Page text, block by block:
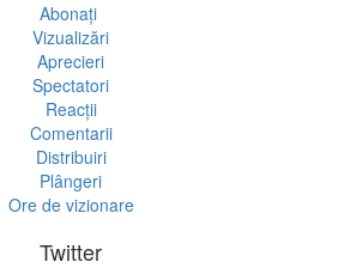
Abonați
Vizualizări
Aprecieri
Spectatori
Reacții
Comentarii
Distribuiri
Plângeri
Ore de vizionare
Twitter